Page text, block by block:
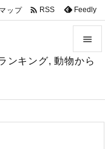
ンキング, 動物から



ップ  RSS Feedly